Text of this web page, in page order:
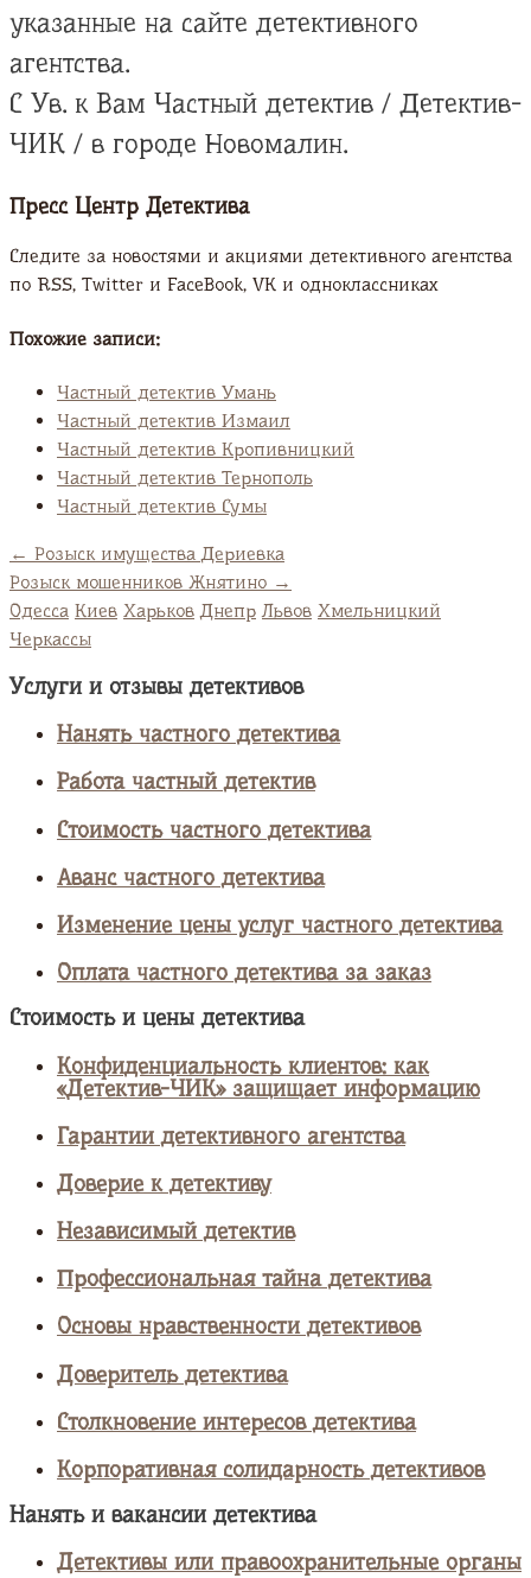
указанные на сайте детективного
агентства.
С Ув. к Вам Частный детектив / Детектив-
ЧИК / в городе Новомалин.
Пресс Центр Детектива
Следите за новостями и акциями детективного агентства
по RSS, Twitter и FaсeBook, VK и одноклассниках
Похожие записи:
Частный детектив Умань
Частный детектив Измаил
Частный детектив Кропивницкий
Частный детектив Тернополь
Частный детектив Сумы
← Розыск имущества Дериевка
Розыск мошенников Жнятино →
Одесса Киев Харьков Днепр Львов Хмельницкий
Черкассы
Услуги и отзывы детективов
Нанять частного детектива
Работа частный детектив
Стоимость частного детектива
Аванс частного детектива
Изменение цены услуг частного детектива
Оплата частного детектива за заказ
Стоимость и цены детектива
Конфиденциальность клиентов: как
«Детектив-ЧИК» защищает информацию
Гарантии детективного агентства
Доверие к детективу
Независимый детектив
Профессиональная тайна детектива
Основы нравственности детективов
Доверитель детектива
Столкновение интересов детектива
Корпоративная солидарность детективов
Нанять и вакансии детектива
Детективы или правоохранительные органы